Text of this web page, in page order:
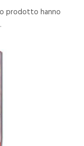
prodotto hanno